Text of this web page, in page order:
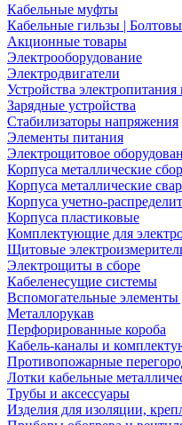
Кабельные муфты
Кабельные гильзы |
Акционные товары
Электрооборудование
Электродвигатели
Устройства
Зарядные устройства
Стабилизаторы напряжения
Элементы питания
Электрощитовое
Корпуса металлические
Корпуса металлические
Корпуса учетно-
Корпуса пластиковые
Комплектующие для
Щитовые
Электрощиты в сборе
Кабеленесущие системы
Вспомогательные
Металлорукав
Перфорированные короба
Кабель-каналы и
Противопожарные
Лотки кабельные
Трубы и аксессуары
Изделия для изоляции,